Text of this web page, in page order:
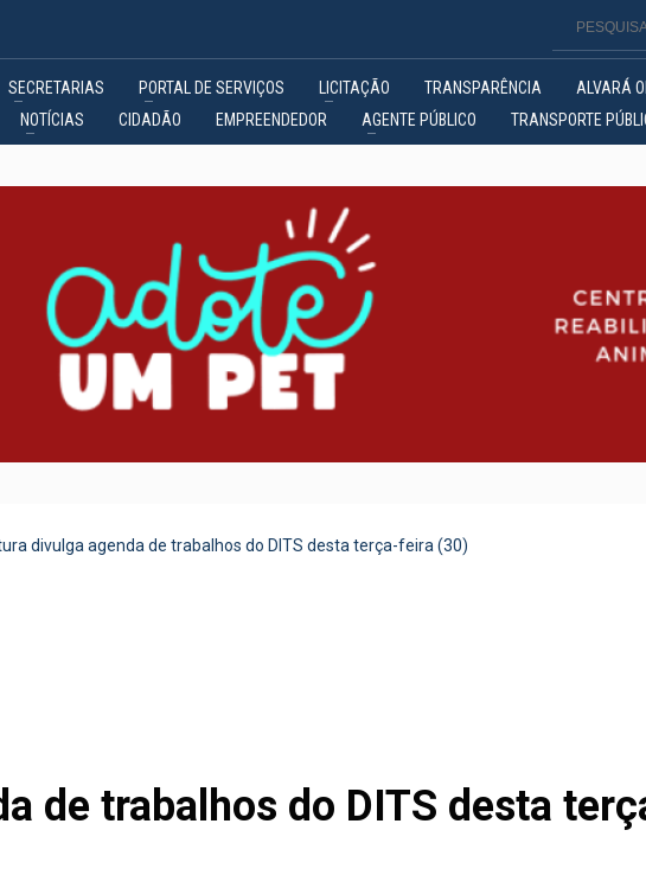
SECRETARIAS PORTAL DE SERVIÇOS LICITAÇÃO TRANSPARÊNCIA ALVARÁ
NOTÍCIAS CIDADÃO EMPREENDEDOR AGENTE PÚBLICO TRANSPORTE
divulga agenda de trabalhos do DITS desta terça-feira (30)
de trabalhos do DITS desta